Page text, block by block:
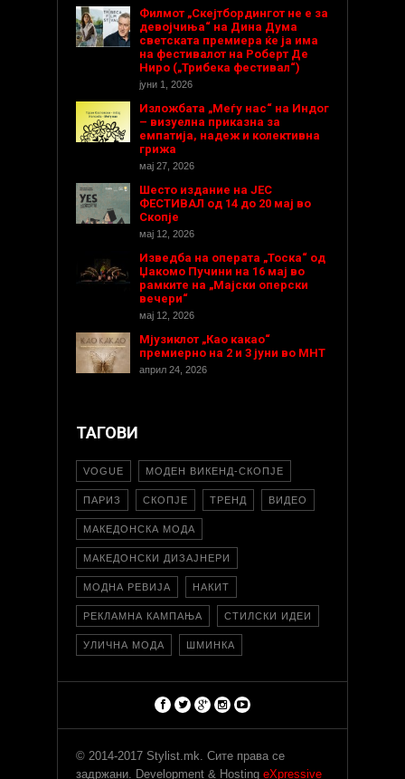
Филмот „Скејтбордингот не е за
девојчиња“ на Дина Дума
светската премиера ќе ја има
на фестивалот на Роберт Де
Ниро („Трибека фестивал“)
јуни 1, 2026
Изложбата „Меѓу нас“ на Индог
– визуелна приказна за
емпатија, надеж и колективна
грижа
мај 27, 2026
Шесто издание на ЈЕС
ФЕСТИВАЛ од 14 до 20 мај во
Скопје
мај 12, 2026
Изведба на операта „Тоска“ од
Џакомо Пучини на 16 мај во
рамките на „Мајски оперски
вечери“
мај 12, 2026
Мјузиклот „Као какао“
премиерно на 2 и 3 јуни во МНТ
април 24, 2026
ТАГОВИ
VOGUE МОДЕН ВИКЕНД-СКОПЈЕ
ПАРИЗ СКОПЈЕ ТРЕНД ВИДЕО
МАКЕДОНСКА МОДА
МАКЕДОНСКИ ДИЗАЈНЕРИ
МОДНА РЕВИЈА НАКИТ
РЕКЛАМНА КАМПАЊА СТИЛСКИ ИДЕИ
УЛИЧНА МОДА ШМИНКА
© 2014-2017 Stylist.mk. Сите права се
задржани. Development & Hosting eXpressive